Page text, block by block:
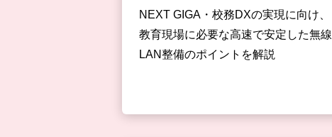
NEXT GIGA・校務DXの実現に向け、
教育現場に必要な高速で安定した無線
LAN整備のポイントを解説